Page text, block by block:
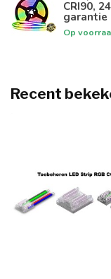
CRI90,
garantie
Op
Recent